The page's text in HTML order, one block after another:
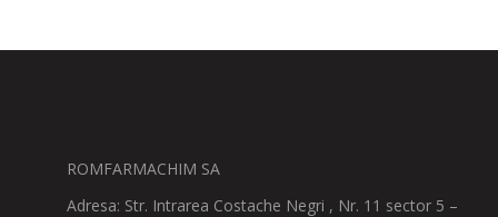
ROMFARMACHIM SA
Adresa: Str. Intrarea Costache Negri , Nr. 11 sector 5 –